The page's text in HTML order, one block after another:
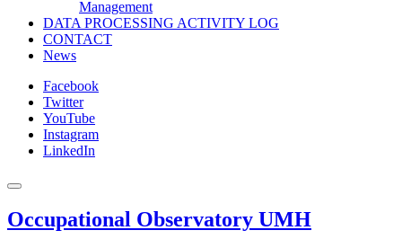
Management
DATA PROCESSING ACTIVITY LOG
CONTACT
News
Facebook
Twitter
YouTube
Instagram
LinkedIn
Occupational Observatory UMH